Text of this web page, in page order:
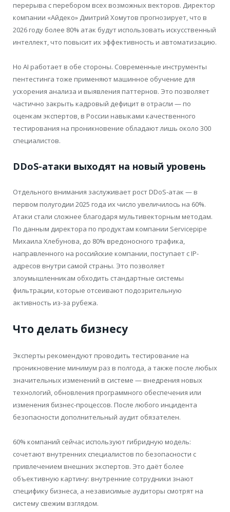
перерыва с перебором всех возможных векторов. Директор
компании «Айдеко» Дмитрий Хомутов прогнозирует, что в
2026 году более 80% атак будут использовать искусственный
интеллект, что повысит их эффективность и автоматизацию.
Но AI работает в обе стороны. Современные инструменты
пентестинга тоже применяют машинное обучение для
ускорения анализа и выявления паттернов. Это позволяет
частично закрыть кадровый дефицит в отрасли — по
оценкам экспертов, в России навыками качественного
тестирования на проникновение обладают лишь около 300
специалистов.
DDoS-атаки выходят на новый уровень
Отдельного внимания заслуживает рост DDoS-атак — в
первом полугодии 2025 года их число увеличилось на 60%.
Атаки стали сложнее благодаря мультивекторным методам.
По данным директора по продуктам компании Servicepipe
Михаила Хлебунова, до 80% вредоносного трафика,
направленного на российские компании, поступает с IP-
адресов внутри самой страны. Это позволяет
злоумышленникам обходить стандартные системы
фильтрации, которые отсеивают подозрительную
активность из-за рубежа.
Что делать бизнесу
Эксперты рекомендуют проводить тестирование на
проникновение минимум раз в полгода, а также после любых
значительных изменений в системе — внедрения новых
технологий, обновления программного обеспечения или
изменения бизнес-процессов. После любого инцидента
безопасности дополнительный аудит обязателен.
60% компаний сейчас используют гибридную модель:
сочетают внутренних специалистов по безопасности с
привлечением внешних экспертов. Это даёт более
объективную картину: внутренние сотрудники знают
специфику бизнеса, а независимые аудиторы смотрят на
систему свежим взглядом.